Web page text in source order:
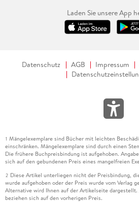
Laden Sie unsere App
Datenschutz AGB Impressum
1 Mängelexemplare sind Bücher mit leichten
einschränken. Mängelexemplare sind durch einen
Die frühere Buchpreisbindung ist aufgehoben.
sich auf den gebundenen Preis eines mangelfreien
2 Diese Artikel unterliegen nicht der Preisbindung,
wurde aufgehoben oder der Preis wurde vom Verlag
Alternative wird Ihnen auf der Artikelseite dargestellt.
beziehen sich auf den vorherigen Preis.